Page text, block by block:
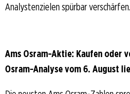
Analystenzielen spürbar verschärfen.
Ams Osram-Aktie: Kaufen oder
Osram-Analyse vom 6. August